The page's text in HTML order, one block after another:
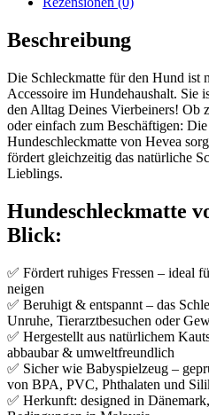
Beschreibung
Die Schleckmatte für den Hund ist
Accessoire im Hundehaushalt. Sie
den Alltag Deines Vierbeiners! Ob
oder einfach zum Beschäftigen:
Hundeschleckmatte von Hevea
fördert gleichzeitig das natürliche
Lieblings.
Hundeschleckmatte
Blick:
✅ Fördert ruhiges Fressen – ideal
neigen
✅ Beruhigt & entspannt – das
Unruhe, Tierarztbesuchen oder
✅ Hergestellt aus natürlichem
abbaubar & umweltfreundlich
✅ Sicher wie Babyspielzeug –
von BPA, PVC, Phthalaten und
✅ Herkunft: designed in